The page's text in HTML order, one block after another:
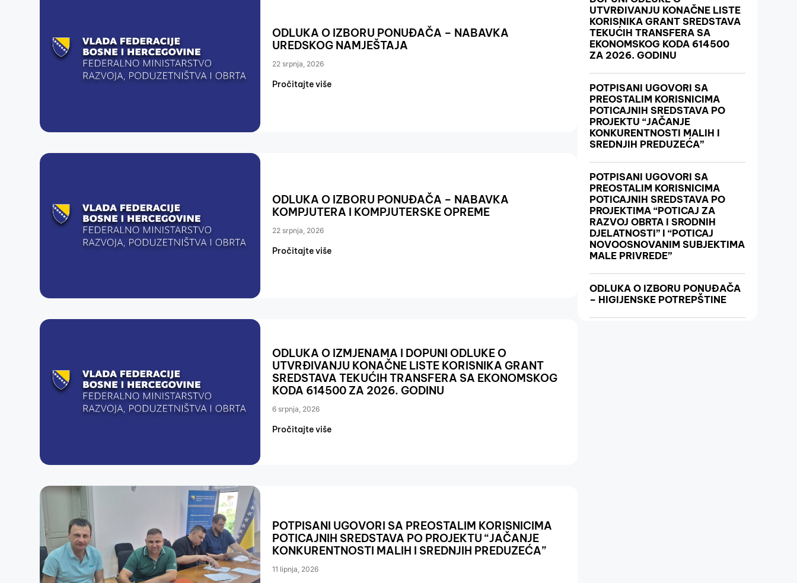
ODLUKA O IZBORU PONUĐAČA – NABAVKA
UREDSKOG NAMJEŠTAJA
22 srpnja, 2026
Pročitajte više
ODLUKA O IZBORU PONUĐAČA – NABAVKA
KOMPJUTERA I KOMPJUTERSKE OPREME
22 srpnja, 2026
Pročitajte više
ODLUKA O IZMJENAMA I DOPUNI ODLUKE O
UTVRĐIVANJU KONAČNE LISTE KORISNIKA GRANT
SREDSTAVA TEKUĆIH TRANSFERA SA EKONOMSKOG
KODA 614500 ZA 2026. GODINU
6 srpnja, 2026
Pročitajte više
POTPISANI UGOVORI SA PREOSTALIM KORISNICIMA
POTICAJNIH SREDSTAVA PO PROJEKTU “JAČANJE
KONKURENTNOSTI MALIH I SREDNJIH PREDUZEĆA”
11 lipnja, 2026
UTVRĐIVANJU KONAČNE LISTE
KORISNIKA GRANT SREDSTAVA
TEKUĆIH TRANSFERA SA
EKONOMSKOG KODA 614500
ZA 2026. GODINU
POTPISANI UGOVORI SA
PREOSTALIM KORISNICIMA
POTICAJNIH SREDSTAVA PO
PROJEKTU “JAČANJE
KONKURENTNOSTI MALIH I
SREDNJIH PREDUZEĆA”
POTPISANI UGOVORI SA
PREOSTALIM KORISNICIMA
POTICAJNIH SREDSTAVA PO
PROJEKTIMA “POTICAJ ZA
RAZVOJ OBRTA I SRODNIH
DJELATNOSTI” I “POTICAJ
NOVOOSNOVANIM SUBJEKTIMA
MALE PRIVREDE”
ODLUKA O IZBORU PONUĐAČA
– HIGIJENSKE POTREPŠTINE